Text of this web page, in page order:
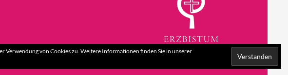
Verwendung von Cookies zu. Weitere Informationen finden Sie in unserer